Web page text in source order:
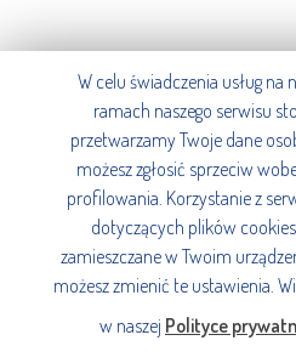
W celu świadczenia usług
ramach naszego serwisu
przetwarzamy Twoje dane
możesz zgłosić sprzeciw
profilowania. Korzystanie z
dotyczących plików
zamieszczane w Twoim
możesz zmienić te ustawienia.
w naszej Polityce